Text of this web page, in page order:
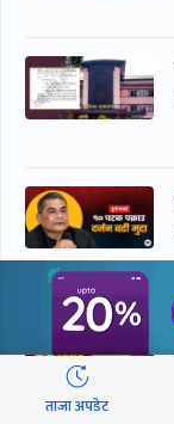
ताजा अपडेट